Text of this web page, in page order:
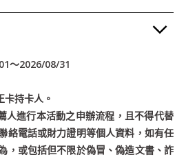
～2026/08/31
卡持卡人。
人進行本活動之申辦流程，且不得代替
絡電話或財力證明等個人資料，如有任
，或包括但不限於偽冒、偽造文書、詐